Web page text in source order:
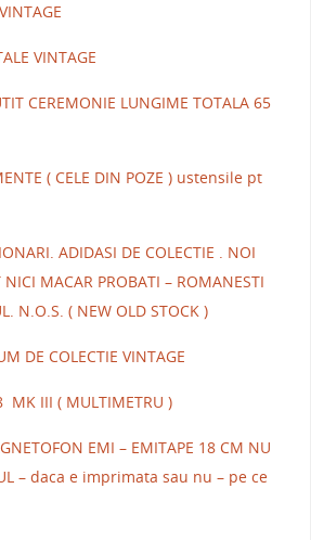
VINTAGE
CEREMONIE LUNGIME TOTALA 65
( CELE DIN POZE ) ustensile pt
ADIDASI DE COLECTIE . NOI
MACAR PROBATI – ROMANESTI
N.O.S. ( NEW OLD STOCK )
DE COLECTIE VINTAGE
MK III ( MULTIMETRU )
EMI – EMITAPE 18 CM NU
– daca e imprimata sau nu – pe ce